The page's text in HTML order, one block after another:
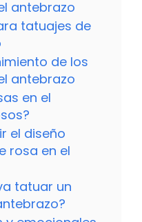
antebrazo
tatuajes de
de los
antebrazo
en el
el diseño
rosa en el
tatuar un